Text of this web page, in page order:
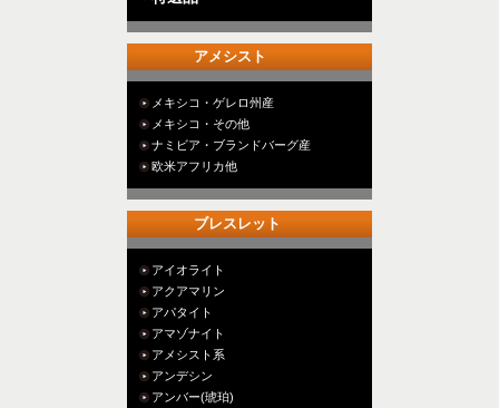
アメシスト
メキシコ・ゲレロ州産
メキシコ・その他
ナミビア・ブランドバーグ産
欧米アフリカ他
ブレスレット
アイオライト
アクアマリン
アパタイト
アマゾナイト
アメシスト系
アンデシン
アンバー(琥珀)